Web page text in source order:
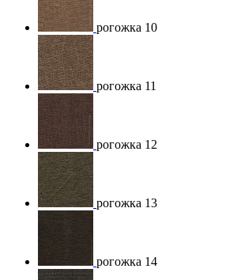
рогожка 10
рогожка 11
рогожка 12
рогожка 13
рогожка 14